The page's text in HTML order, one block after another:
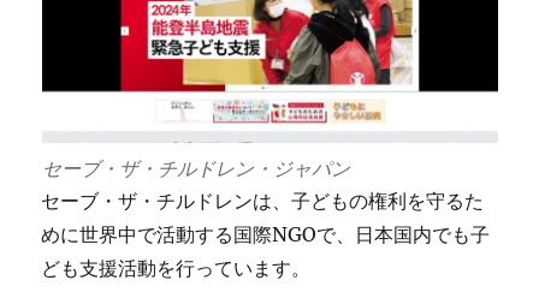
セーブ・ザ・チルドレン・ジャパン
セーブ・ザ・チルドレンは、子どもの権利を守るた
めに世界中で活動する国際NGOで、日本国内でも子
ども支援活動を行っています。